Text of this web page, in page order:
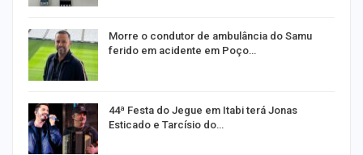
Morre o condutor de ambulância do Samu
ferido em acidente em Poço…
44ª Festa do Jegue em Itabi terá Jonas
Esticado e Tarcísio do…